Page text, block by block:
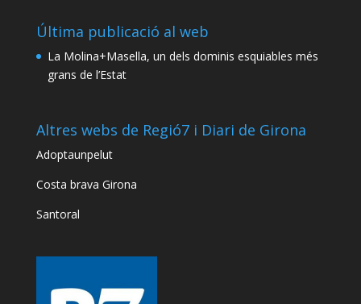
Última publicació al web
La Molina+Masella, un dels dominis esquiables més
grans de l’Estat
Altres webs de Regió7 i Diari de Girona
Adoptaunpelut
Costa brava Girona
Santoral